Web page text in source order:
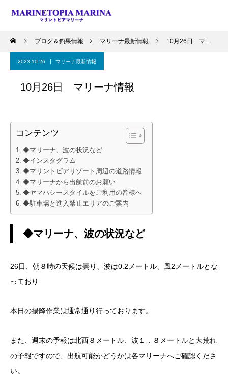
ブログ＆釣果情報 マリーナ最新情報 10月26日 マリーナ情報
2023.10.26 マリーナ最新情報
10月26日 マリーナ情報
コンテンツ
◆マリーナ、波の状況など
◆インスタグラム
◆マリントピアリゾート周辺の道路情報
◆マリーナから出航前のお願い
◆ヤマハシースタイルをご利用の皆様へ
◆駐車場と進入禁止エリアのご案内
◆マリーナ、波の状況など
26日、朝８時の天候は曇り、波は0.2メートル、風2メートルとな
っており
本日の揚降作業は通常通り行っております。
また、週末の予報は北西８メートル、波１．８メートルと大荒れ
の予報ですので、出航可能かどうかは各マリーナへご確認くださ
い。